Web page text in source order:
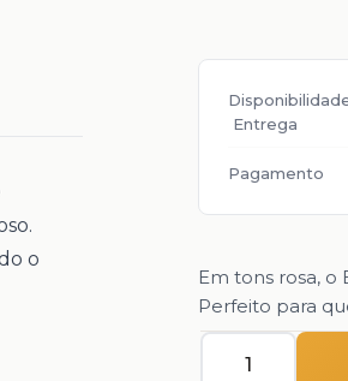
o
Entrega
Pagamento
Em tons rosa, o
Perfeito para
Quantidade